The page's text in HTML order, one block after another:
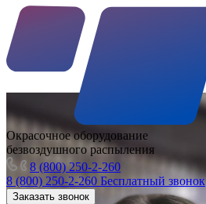
Окрасочное оборудование
безвоздушного распыления
8 (800) 250-2-260
8 (800) 250-2-260 Бесплатный звонок
Заказать звонок